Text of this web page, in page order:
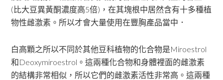
(比大豆異黃酮濃度高5倍)，在其塊根中居然含有十多種植
物性雌激素。所以才會大量使用在豐胸產品當中．
白高顆之所以不同於其他豆科植物的化合物是Miroestrol
和Deoxymiroestrol。這兩種化合物和身體裡面的雌激素
的結構非常相似，所以它們的雌激素活性非常高。這兩種